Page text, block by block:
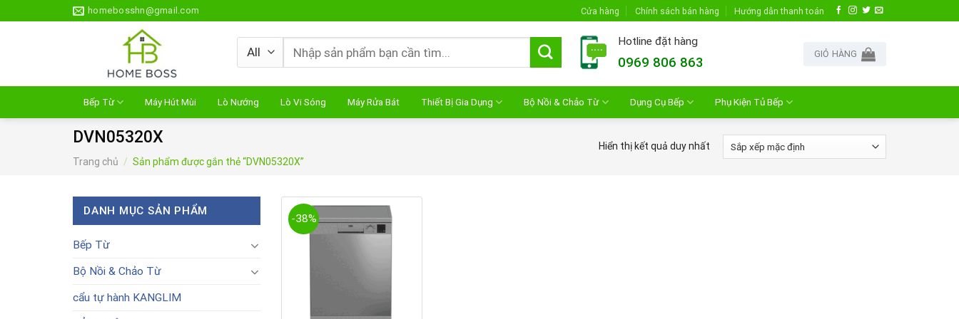
to
homebosshn@gmail.com Cửa hàng Chính sách bán hàng Hướng dẫn thanh toán
Tìm
kiếm:
Hotline đặt hàng
0969 806 863
GIỎ HÀNG
Bếp Từ Máy Hút Mùi Lò Nướng Lò Vi Sóng Máy Rửa Bát Thiết Bị Gia Dụng Bộ Nồi & Chảo Từ Dụng Cụ Bếp Phụ Kiện Tủ Bếp
DVN05320X
Trang chủ / Sản phẩm được gắn thẻ “DVN05320X”
Hiển thị kết quả duy nhất
DANH MỤC SẢN PHẨM
Bếp Từ
Bộ Nồi & Chảo Từ
cẩu tự hành KANGLIM
-38%